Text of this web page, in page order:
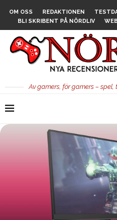
OM OSS REDAKTIONEN
BLI SKRIBENT PÅ NÖRDLIV
Av gamers, för gamers – spel,